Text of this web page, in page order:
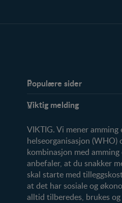
Populære sider
FAQ
Viktig melding
VIKTIG. Vi mener
helseorganisasjon
kombinasjon med
anbefaler, at du snakker
skal starte med
at det har sosiale og
alltid tilberedes, brukes